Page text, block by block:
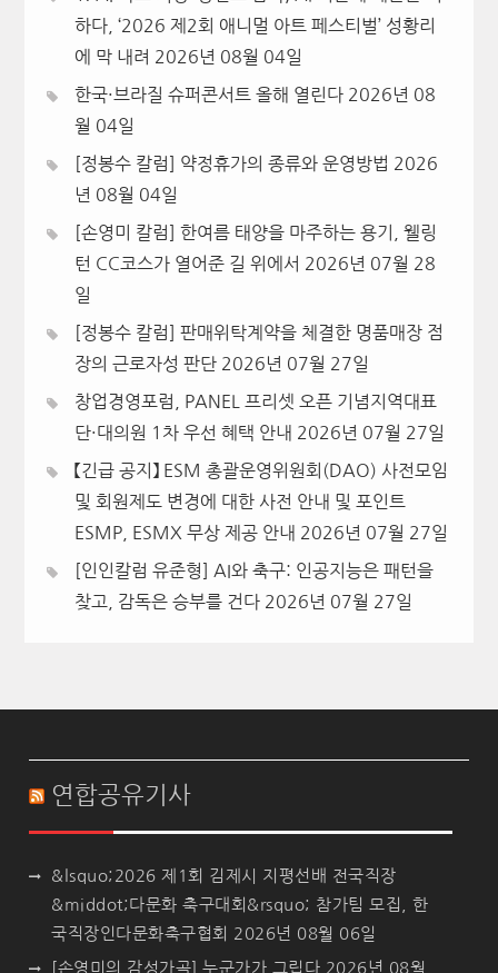
하다, ‘2026 제2회 애니멀 아트 페스티벌’ 성황리
에 막 내려 2026년 08월 04일
한국·브라질 슈퍼콘서트 올해 열린다 2026년 08
월 04일
[정봉수 칼럼] 약정휴가의 종류와 운영방법 2026
년 08월 04일
[손영미 칼럼] 한여름 태양을 마주하는 용기, 웰링
턴 CC코스가 열어준 길 위에서 2026년 07월 28
일
[정봉수 칼럼] 판매위탁계약을 체결한 명품매장 점
장의 근로자성 판단 2026년 07월 27일
창업경영포럼, PANEL 프리셋 오픈 기념지역대표
단·대의원 1차 우선 혜택 안내 2026년 07월 27일
【긴급 공지】 ESM 총괄운영위원회(DAO) 사전모임
및 회원제도 변경에 대한 사전 안내 및 포인트
ESMP, ESMX 무상 제공 안내 2026년 07월 27일
[인인칼럼 유준형] AI와 축구: 인공지능은 패턴을
찾고, 감독은 승부를 건다 2026년 07월 27일
연합공유기사
&lsquo;2026 제1회 김제시 지평선배 전국직장
&middot;다문화 축구대회&rsquo; 참가팀 모집, 한
국직장인다문화축구협회 2026년 08월 06일
[손영미의 감성가곡] 누군가가 그립다 2026년 08월